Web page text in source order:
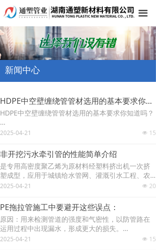
끀
网站首页
关于我们
产品中心
案例展示
新闻中心
新闻中心
HDPE中空壁缠绕管管材选用的基本要求你知道
HDPE中空壁缠绕管管材选用的基本要求你知道吗？
首先、有足够的强度，可以承受各种内外荷
再者、水密性好，它是保证管网有效而经济地
工作的重要条件；
其次、水管内部光滑，以减少水头损失；
最后、价格较低，使用年限较长，并且有较高
的抗腐蚀能力。
넶 15
2025-04-21
非开挖污水牵引管的性能简单介绍
是专用高密度聚乙烯为原材料经塑料挤出机一次挤
塑成型，应用于城镇给水管网、灌溉引水工程、农
业喷灌工程的塑料管材。由于非开挖污水牵引管连
化，并可有效抵抗内压力产生的环向应力及轴向抗
冲应力。而且非开挖污水牵引管不添加重金属盐稳
定剂、不结垢、不滋生细菌，避免了饮水的二次污
染。
넶 20
2025-04-21
PE拖拉管施工中要避开这些误点：
原因：用来检测管道的强度和气密性，以防管路在
运用过程中出现漏水，形成更大的损失。
处理办法：给水管路在装置结束后应首要依照相关
넶 15
2025-04-21